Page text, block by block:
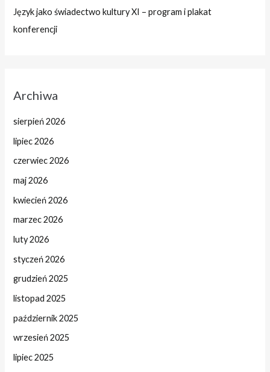
Język jako świadectwo kultury XI – program i plakat
konferencji
Archiwa
sierpień 2026
lipiec 2026
czerwiec 2026
maj 2026
kwiecień 2026
marzec 2026
luty 2026
styczeń 2026
grudzień 2025
listopad 2025
październik 2025
wrzesień 2025
lipiec 2025